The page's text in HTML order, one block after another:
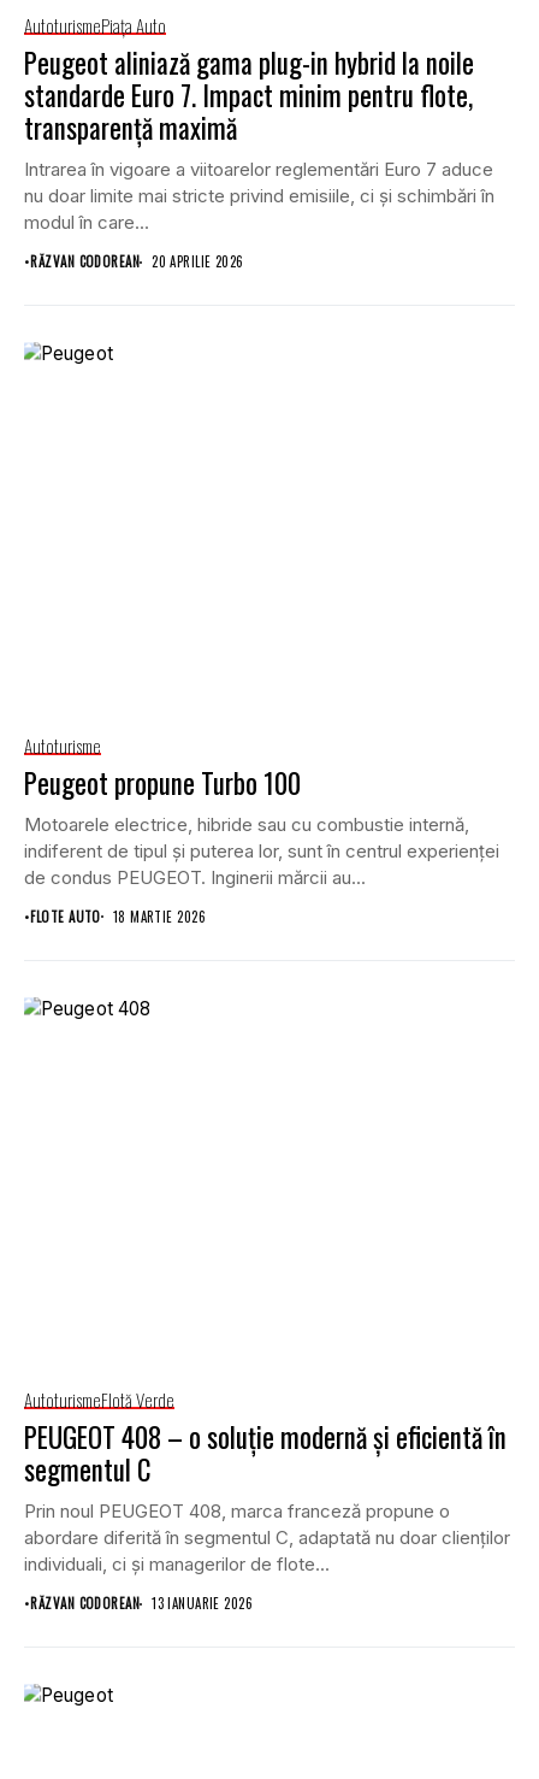
AutoturismePiaţa Auto
Peugeot aliniază gama plug-in hybrid la noile
standarde Euro 7. Impact minim pentru flote,
transparență maximă
Intrarea în vigoare a viitoarelor reglementări Euro 7 aduce
nu doar limite mai stricte privind emisiile, ci și schimbări în
modul în care...
•RĂZVAN CODOREAN 20 APRILIE 2026
Autoturisme
Peugeot propune Turbo 100
Motoarele electrice, hibride sau cu combustie internă,
indiferent de tipul și puterea lor, sunt în centrul experienței
de condus PEUGEOT. Inginerii mărcii au...
•FLOTE AUTO 18 MARTIE 2026
AutoturismeFlotă Verde
PEUGEOT 408 – o soluție modernă și eficientă în
segmentul C
Prin noul PEUGEOT 408, marca franceză propune o
abordare diferită în segmentul C, adaptată nu doar clienților
individuali, ci și managerilor de flote...
•RĂZVAN CODOREAN 13 IANUARIE 2026